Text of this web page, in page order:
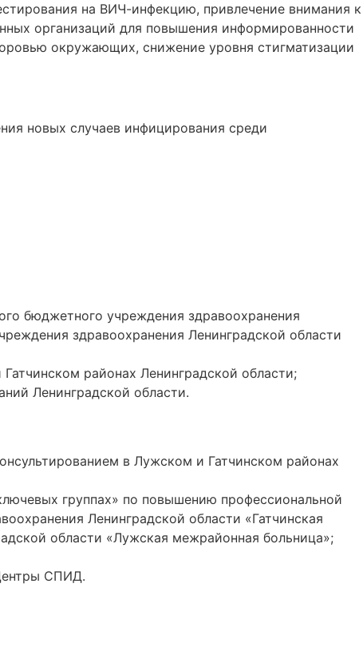
на ВИЧ-инфекцию, привлечение внимания к
организаций для повышения информированности
окружающих, снижение уровня стигматизации
новых случаев инфицирования среди
бюджетного учреждения здравоохранения
здравоохранения Ленинградской области
районах Ленинградской области;
Ленинградской области.
в Лужском и Гатчинском районах
группах» по повышению профессиональной
Ленинградской области «Гатчинская
области «Лужская межрайонная больница»;
СПИД.